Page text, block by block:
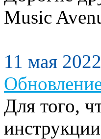
Music
11 мая 2022
Для того,